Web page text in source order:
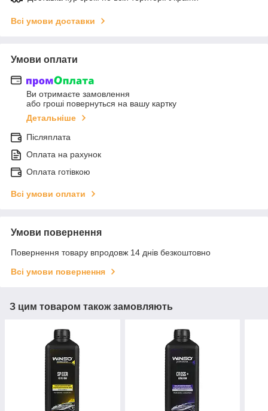
Всі умови доставки
Умови оплати
Ви отримаєте замовлення
або гроші повернуться на вашу картку
Детальніше
Післяплата
Оплата на рахунок
Оплата готівкою
Всі умови оплати
Умови повернення
Повернення товару впродовж 14 днів безкоштовно
Всі умови повернення
З цим товаром також замовляють